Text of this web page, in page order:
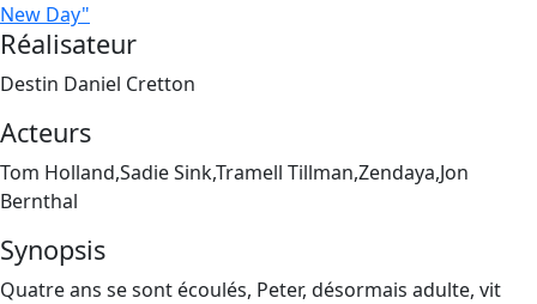
New Day"
Réalisateur
Destin Daniel Cretton
Acteurs
Tom Holland,Sadie Sink,Tramell Tillman,Zendaya,Jon
Bernthal
Synopsis
Quatre ans se sont écoulés, Peter, désormais adulte, vit